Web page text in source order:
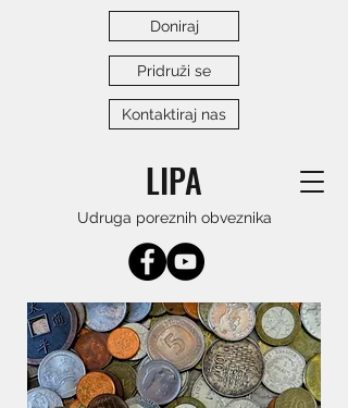
LIPA
Udruga poreznih obveznika
Doniraj
Pridruži se
Kontaktiraj nas